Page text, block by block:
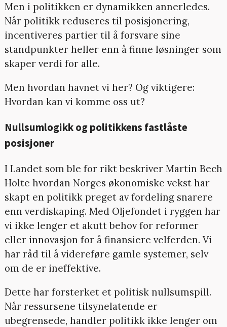
Men i politikken er dynamikken annerledes.
Når politikk reduseres til posisjonering,
incentiveres partier til å forsvare sine
standpunkter heller enn å finne løsninger som
skaper verdi for alle.
Men hvordan havnet vi her? Og viktigere:
Hvordan kan vi komme oss ut?
Nullsumlogikk og politikkens fastlåste
posisjoner
I Landet som ble for rikt beskriver Martin Bech
Holte hvordan Norges økonomiske vekst har
skapt en politikk preget av fordeling snarere
enn verdiskaping. Med Oljefondet i ryggen har
vi ikke lenger et akutt behov for reformer
eller innovasjon for å finansiere velferden. Vi
har råd til å videreføre gamle systemer, selv
om de er ineffektive.
Dette har forsterket et politisk nullsumspill.
Når ressursene tilsynelatende er
ubegrensede, handler politikk ikke lenger om